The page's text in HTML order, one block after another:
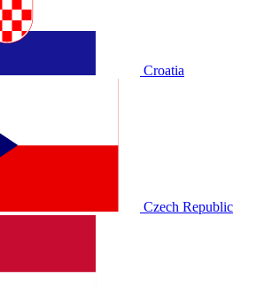
Croatia
Czech Republic